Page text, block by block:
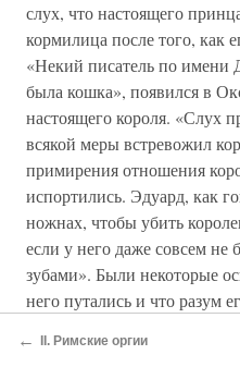
слух, что настоящего
кормилица после того, как
«Некий писатель по имени
была кошка», появился в
настоящего короля. «Слух
всякой меры встревожил
примирения отношения
испортились. Эдуард, как
ножнах, чтобы убить
если у него даже совсем не
зубами». Были некоторые
него путались и что разум
И всё же на этом фоне его
← II. Римские оргии